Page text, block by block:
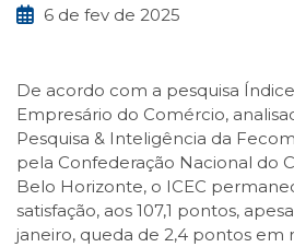
6 de fev de 2025
De acordo com a pesquisa
Empresário do Comércio,
Pesquisa & Inteligência da
pela Confederação Nacional do
Belo Horizonte, o ICEC
satisfação, aos 107,1 pontos,
janeiro, queda de 2,4 pontos em